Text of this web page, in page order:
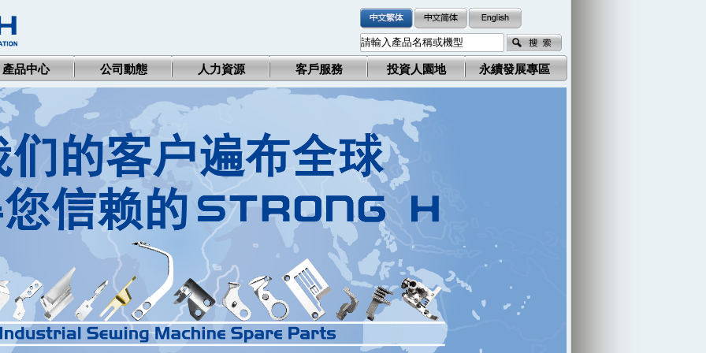
產品中心 公司動態 人力資源 客戶服務 投資人園地 永續發展專區